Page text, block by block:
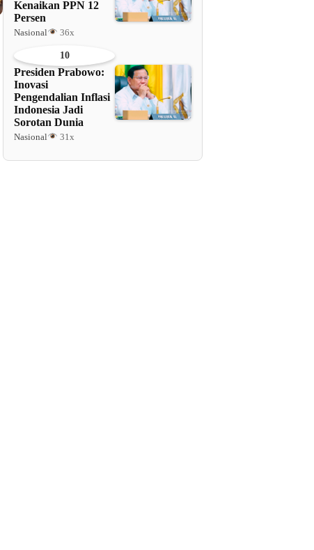
Kenaikan PPN 12
Persen
Nasional 36x
10
Presiden Prabowo:
Inovasi
Pengendalian Inflasi
Indonesia Jadi
Sorotan Dunia
Nasional 31x